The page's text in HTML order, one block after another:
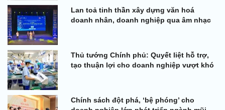
Lan toả tinh thần xây dựng văn hoá
doanh nhân, doanh nghiệp qua âm nhạc
Thủ tướng Chính phủ: Quyết liệt hỗ trợ,
tạo thuận lợi cho doanh nghiệp vượt khó
Chính sách đột phá, ‘bệ phóng’ cho